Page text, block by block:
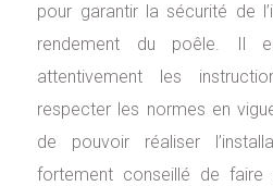
pour garantir la sécurité de
rendement du poêle. Il
attentivement les
respecter les normes en
de pouvoir réaliser
fortement conseillé de faire